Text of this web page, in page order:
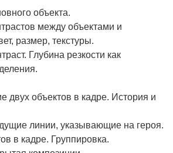
объекта.
между объектами и
размер, текстуры.
Глубина резкости как
двух объектов в кадре. История и
линии, указывающие на героя.
в кадре. Группировка.